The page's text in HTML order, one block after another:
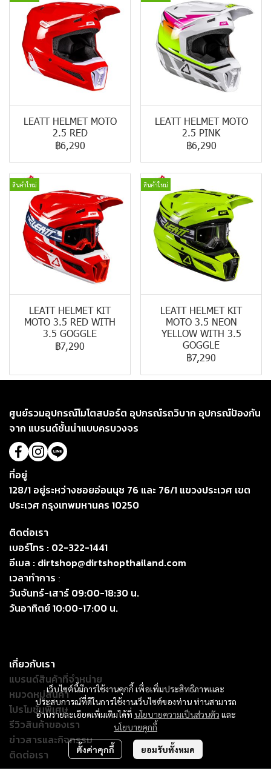
LEATT HELMET MOTO
2.5 RED
฿6,290
LEATT HELMET MOTO
2.5 PINK
฿6,290
สินค้าใหม่
LEATT HELMET KIT
MOTO 3.5 RED WITH
3.5 GOGGLE
฿7,290
สินค้าใหม่
LEATT HELMET KIT
MOTO 3.5 NEON
YELLOW WITH 3.5
GOGGLE
฿7,290
เว็บไซต์นี้มีการใช้งานคุกกี้ เพื่อเพิ่มประสิทธิภาพและ
ประสบการณ์ที่ดีในการใช้งานเว็บไซต์ของท่าน ท่านสามารถ
อ่านรายละเอียดเพิ่มเติมได้ที่ นโยบายความเป็นส่วนตัว และ
นโยบายคุกกี้
ตั้งค่าคุกกี้ ยอมรับทั้งหมด
ศูนย์รวมอุปกรณ์โมโตสปอร์ต อุปกรณ์รถวิบาก อุปกรณ์ป้องกัน
จาก แบรนด์ชั้นนำแบบครบวงจร
ที่อยู่
128/1 อยู่ระหว่างซอยอ่อนนุช 76 และ 76/1 แขวงประเวศ เขต
ประเวศ กรุงเทพมหานคร 10250
ติดต่อเรา
เบอร์โทร : 02-322-1441
อีเมล : dirtshop@dirtshopthailand.com
เวลาทำการ :
วันจันทร์-เสาร์ 09:00-18:30 น.
วันอาทิตย์ 10:00-17:00 น.
เกี่ยวกับเรา
แบรนด์สินค้าที่จำหน่าย
หมวดหมู่สินค้า
โปรโมชั่นพิเศษ
รีวิวสินค้าของเรา
ข่าวสารและกิจกรรม
ติดต่อเรา